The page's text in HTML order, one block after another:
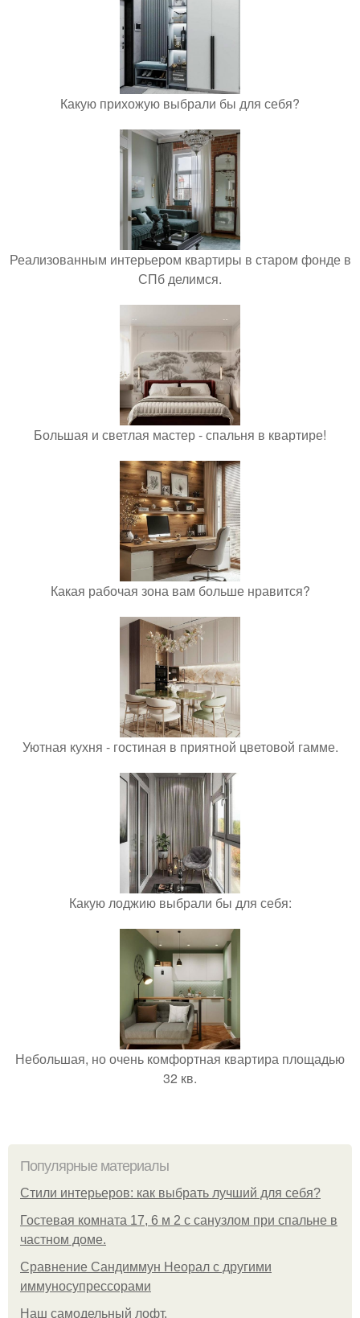
Какую прихожую выбрали бы для себя?
Реализованным интерьером квартиры в старом фонде в
СПб делимся.
Большая и светлая мастер - спальня в квартире!
Какая рабочая зона вам больше нравится?
Уютная кухня - гостиная в приятной цветовой гамме.
Какую лоджию выбрали бы для себя:
Небольшая, но очень комфортная квартира площадью
32 кв.
Популярные материалы
Стили интерьеров: как выбрать лучший для себя?
Гостевая комната 17, 6 м 2 с санузлом при спальне в
частном доме.
Сравнение Сандиммун Неорал с другими
иммуносупрессорами
Наш самодельный лофт.